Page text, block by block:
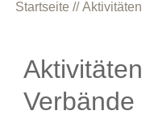
Startseite Aktivitäten
Verbände